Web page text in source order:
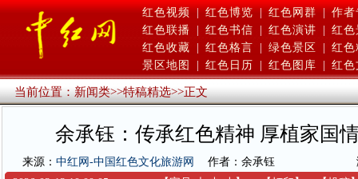
红色视频 | 红色博览 | 红色网群 | 作者
红色联播
红色书信 红色演讲
红色
红色收藏
红色格言 绿色景区
红色
景区地图
红色日历 红色图库 红色
当前位置：新闻类>>特稿精选>>正文
余承钰：传承红色精神 厚植家国
来源： 中红网-中国红色文化旅游网 作者：余承钰